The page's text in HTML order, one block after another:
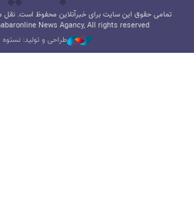
تمامی حقوق این سایت برای خبرآنلاین محفوظ است. نقل
News Agancy, All rights reserved
طراحی و تولید: نستوه